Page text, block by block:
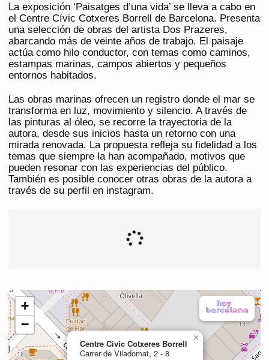
La exposición ‘Paisatges d’una vida’ se lleva a cabo en
el Centre Cívic Cotxeres Borrell de Barcelona. Presenta
una selección de obras del artista Dos Prazeres,
abarcando más de veinte años de trabajo. El paisaje
actúa como hilo conductor, con temas como caminos,
estampas marinas, campos abiertos y pequeños
entornos habitados.
Las obras marinas ofrecen un registro donde el mar se
transforma en luz, movimiento y silencio. A través de
las pinturas al óleo, se recorre la trayectoria de la
autora, desde sus inicios hasta un retorno con una
mirada renovada. La propuesta refleja su fidelidad a los
temas que siempre la han acompañado, motivos que
pueden resonar con las experiencias del público.
También es posible conocer otras obras de la autora a
través de su perfil en instagram.